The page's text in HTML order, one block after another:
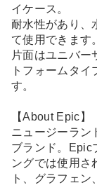
イケース。
耐水性があり、
て使用できます。
片面はユニバー
トフォームタ
す。
【About Epic】
ニュージーラン
ブランド。Epic
ングでは使用さ
ト、グラフェ